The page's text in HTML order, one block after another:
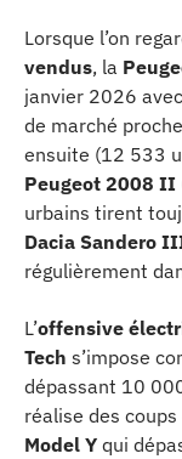
Lorsque l’on
vendus, la
janvier 2026 avec
de marché
ensuite (12 533
Peugeot 2008 II
urbains tirent
Dacia Sandero
régulièrement
L’offensive
Tech s’impose
dépassant 10
réalise des
Model Y qui